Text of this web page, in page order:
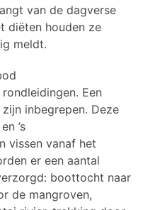
van de dagverse
diëten houden ze
meldt.
Een
inbegrepen. Deze
’s
vissen vanaf het
er een aantal
boottocht naar
de mangroven,